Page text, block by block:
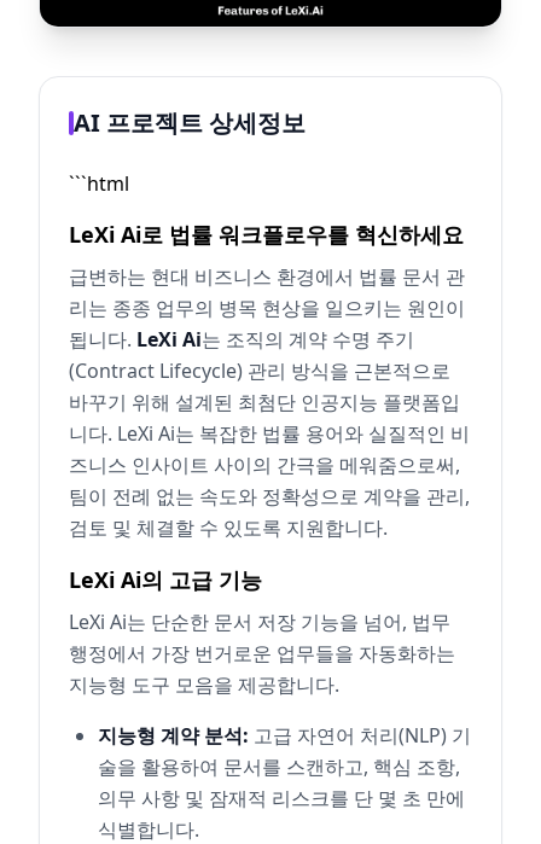
AI 프로젝트 상세정보
```html
LeXi Ai로 법률 워크플로우를 혁신하세요
급변하는 현대 비즈니스 환경에서 법률 문서 관
리는 종종 업무의 병목 현상을 일으키는 원인이
됩니다. LeXi Ai는 조직의 계약 수명 주기
(Contract Lifecycle) 관리 방식을 근본적으로
바꾸기 위해 설계된 최첨단 인공지능 플랫폼입
니다. LeXi Ai는 복잡한 법률 용어와 실질적인 비
즈니스 인사이트 사이의 간극을 메워줌으로써,
팀이 전례 없는 속도와 정확성으로 계약을 관리,
검토 및 체결할 수 있도록 지원합니다.
LeXi Ai의 고급 기능
LeXi Ai는 단순한 문서 저장 기능을 넘어, 법무
행정에서 가장 번거로운 업무들을 자동화하는
지능형 도구 모음을 제공합니다.
지능형 계약 분석: 고급 자연어 처리(NLP) 기
술을 활용하여 문서를 스캔하고, 핵심 조항,
의무 사항 및 잠재적 리스크를 단 몇 초 만에
식별합니다.